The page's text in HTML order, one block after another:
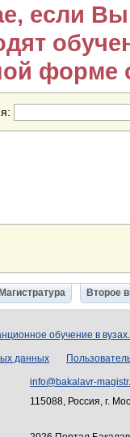
если
форме
Магистратура Второе
обучение в
данных
info@bakalavr-
115088, Россия, г.